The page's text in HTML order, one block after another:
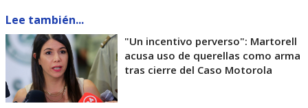
Lee también...
"Un incentivo perverso": Martorell
acusa uso de querellas como arma
tras cierre del Caso Motorola